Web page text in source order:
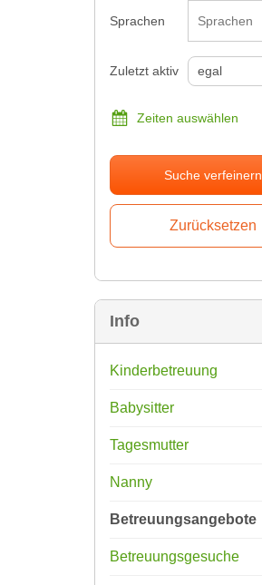
Sprachen
Zuletzt aktiv
Zeiten auswählen
Suche verfeinern
Info
Kinderbetreuung
Babysitter
Tagesmutter
Nanny
Betreuungsangebote
Betreuungsgesuche